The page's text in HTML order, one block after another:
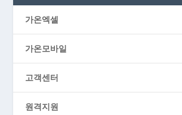
가온엑셀
가온모바일
고객센터
원격지원